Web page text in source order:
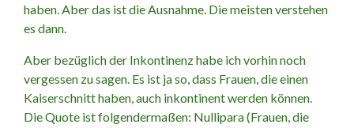
haben. Aber das ist die Ausnahme. Die meisten verstehen
es dann.
Aber bezüglich der Inkontinenz habe ich vorhin noch
vergessen zu sagen. Es ist ja so, dass Frauen, die einen
Kaiserschnitt haben, auch inkontinent werden können.
Die Quote ist folgendermaßen: Nullipara (Frauen, die